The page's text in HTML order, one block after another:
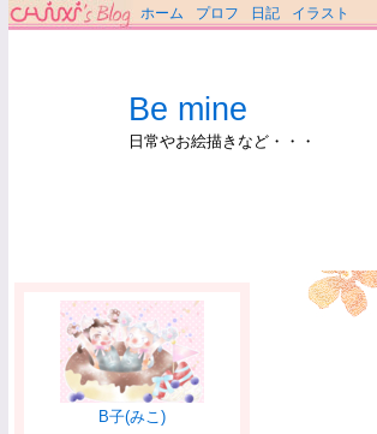
ホーム プロフ 日記 イラスト
Be mine
日常やお絵描きなど・・・
B子(みこ)